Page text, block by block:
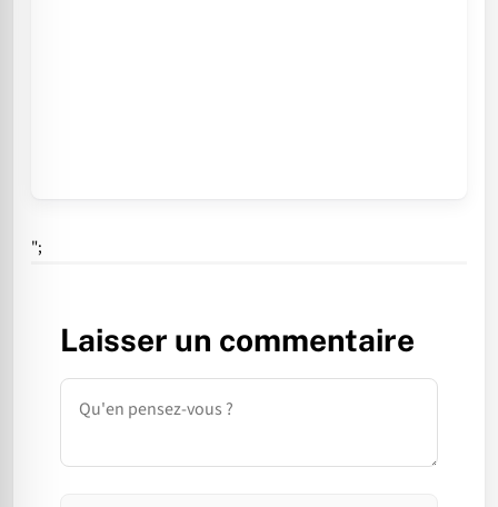
";
Laisser un commentaire
Commentaire